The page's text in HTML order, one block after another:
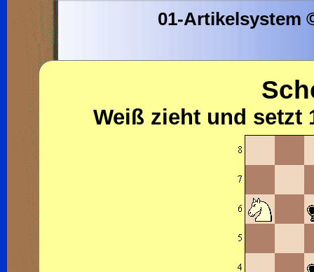
01-Artikelsystem
Weiß zieht und setzt